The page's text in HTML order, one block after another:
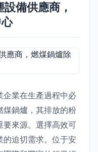
備供應商，
企業在生產過程中必
煤鍋爐，其排放的粉
要來源。選擇高效可
的迫切需求。位于安